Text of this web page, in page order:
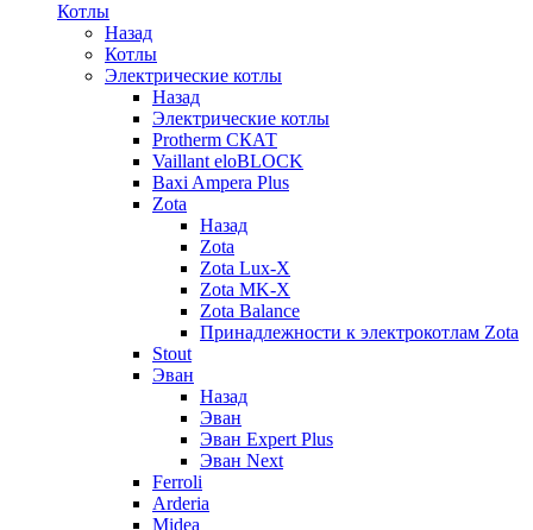
Котлы
Назад
Котлы
Электрические котлы
Назад
Электрические котлы
Protherm СКАТ
Vaillant eloBLOCK
Baxi Ampera Plus
Zota
Назад
Zota
Zota Lux-X
Zota MK-X
Zota Balance
Принадлежности к электрокотлам Zota
Stout
Эван
Назад
Эван
Эван Expert Plus
Эван Next
Ferroli
Arderia
Midea